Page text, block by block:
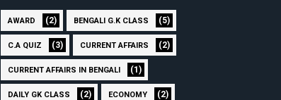
AWARD (2) BENGALI G.K CLASS (5)
C.A QUIZ (3) CURRENT AFFAIRS (2)
CURRENT AFFAIRS IN BENGALI (1)
DAILY GK CLASS (2) ECONOMY (2)